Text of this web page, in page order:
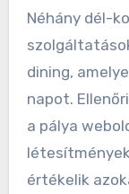
Néhány dél-
dining,
napot.
a pálya
értékelik